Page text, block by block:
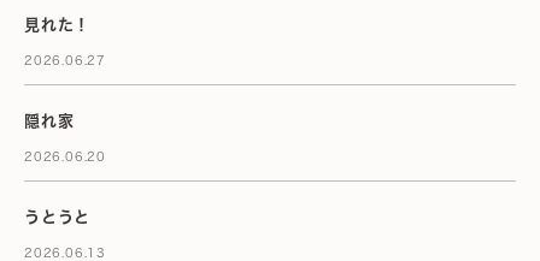
見れた！
2026.06.27
隠れ家
2026.06.20
うとうと
2026.06.13